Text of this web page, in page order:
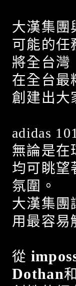
大漢集團
可能的任
將全台灣
在全台最
創建出大
adidas
無論是在
均可眺望
氛圍。
大漢集團
用最容易
從
Dothan